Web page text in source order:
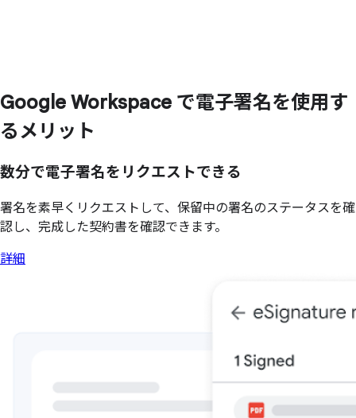
Google Workspace で電子署名を使用す
るメリット
数分で電子署名をリクエストできる
署名を素早くリクエストして、保留中の署名のステータスを確
認し、完成した契約書を確認できます。
詳細